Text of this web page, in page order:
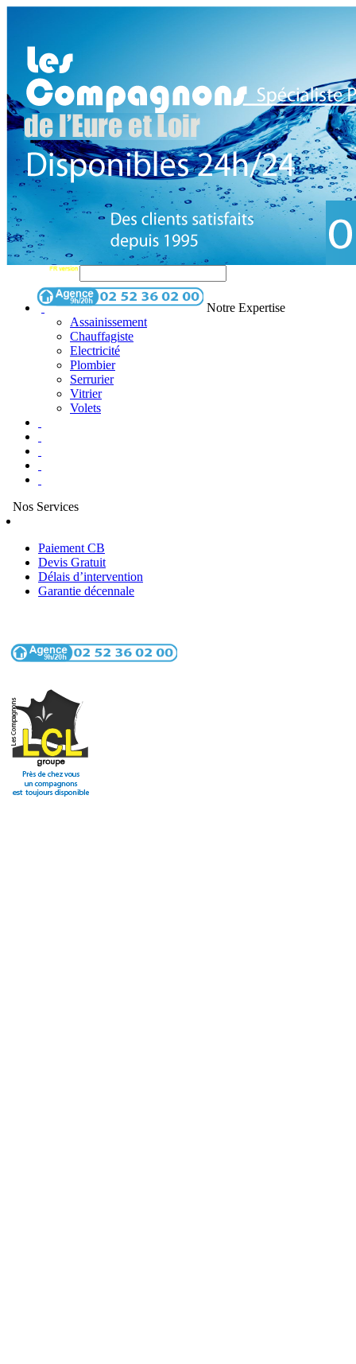
Notre Expertise
Assainissement
Chauffagiste
Electricité
Plombier
Serrurier
Vitrier
Volets
Nos Services
Paiement CB
Devis Gratuit
Délais d’intervention
Garantie décennale